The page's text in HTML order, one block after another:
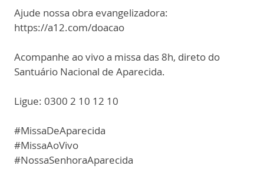
Ajude nossa obra evangelizadora:
https://a12.com/doacao
Acompanhe ao vivo a missa das 8h, direto do
Santuário Nacional de Aparecida.
Ligue: 0300 2 10 12 10
#MissaDeAparecida
#MissaAoVivo
#NossaSenhoraAparecida